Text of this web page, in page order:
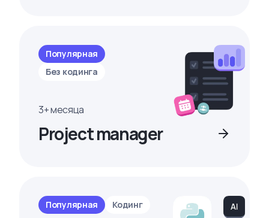
Популярная
Без кодинга
3+ месяца
Project manager
Популярная Кодинг